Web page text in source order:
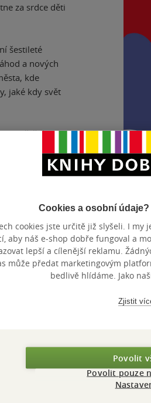
za srdce děti
šestileté
a nových
kde
jaké kdy svět
na ztřeštěnou
Cookies a osobní
cookies jste určitě již slyšeli. I my
aby náš e-shop dobře fungoval a
lepší a cílenější reklamu.
může předat marketingovým
bedlivě hlídáme. Jako
Zjistit
Povolit
Povolit pouze